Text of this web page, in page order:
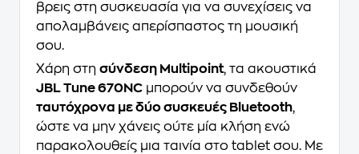
βρεις στη συσκευασία για να συνεχίσεις να
απολαμβάνεις απερίσπαστος τη μουσική
σου.
Χάρη στη σύνδεση Multipoint, τα ακουστικά
JBL Tune 670NC μπορούν να συνδεθούν
ταυτόχρονα με δύο συσκευές Bluetooth,
ώστε να μην χάνεις ούτε μία κλήση ενώ
παρακολουθείς μια ταινία στο tablet σου. Με